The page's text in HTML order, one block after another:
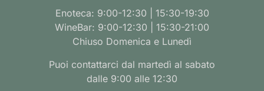
Enoteca: 9:00-12:30 | 15:30-19:30
WineBar: 9:00-12:30 | 15:30-21:00
Chiuso Domenica e Lunedì
Puoi contattarci dal martedì al sabato
dalle 9:00 alle 12:30